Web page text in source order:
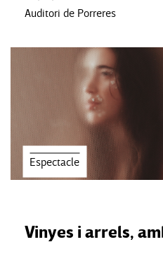
Auditori de Porreres
Espectacle
Vinyes i arrels,